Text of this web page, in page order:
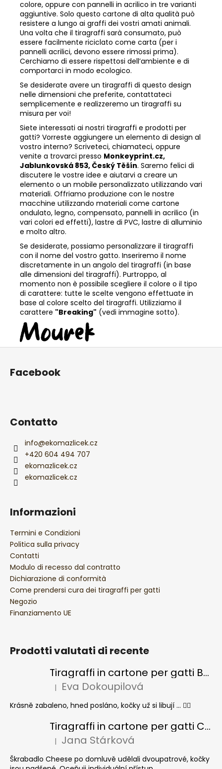
colore, oppure con pannelli in acrilico in tre varianti
aggiuntive. Solo questo cartone di alta qualità può
resistere a lungo ai graffi dei vostri amati animali.
Una volta che il tiragraffi sarà consumato, può
essere facilmente riciclato come carta (per i
pannelli acrilici, devono essere rimossi prima).
Cerchiamo di essere rispettosi dell’ambiente e di
comportarci in modo ecologico.
Se desiderate avere un tiragraffi di questo design
nelle dimensioni che preferite, contattateci
semplicemente e realizzeremo un tiragraffi su
misura per voi!
Siete interessati ai nostri tiragraffi e prodotti per
gatti? Vorreste aggiungere un elemento di design al
vostro interno? Scriveteci, chiamateci, oppure
venite a trovarci presso Monkeyprint.cz,
Jablunkovská 853, Český Těšín. Saremo felici di
discutere le vostre idee e aiutarvi a creare un
elemento o un mobile personalizzato utilizzando vari
materiali. Offriamo produzione con le nostre
macchine utilizzando materiali come cartone
ondulato, legno, compensato, pannelli in acrilico (in
vari colori ed effetti), lastre di PVC, lastre di alluminio
e molto altro.
Se desiderate, possiamo personalizzare il tiragraffi
con il nome del vostro gatto. Inseriremo il nome
discretamente in un angolo del tiragraffi (in base
alle dimensioni del tiragraffi). Purtroppo, al
momento non è possibile scegliere il colore o il tipo
di carattere: tutte le scelte vengono effettuate in
base al colore scelto del tiragraffi. Utilizziamo il
carattere "Breaking" (vedi immagine sotto).
Facebook
Contatto
info@ekomazlicek.cz
+420 604 494 707
ekomazlicek.cz
ekomazlicek.cz
Informazioni
Termini e Condizioni
Politica sulla privacy
Contatti
Modulo di recesso dal contratto
Dichiarazione di conformità
Come prendersi cura dei tiragraffi per gatti
Negozio
Finanziamento UE
Prodotti valutati di recente
Tiragraffi in cartone per gatti BASIC Colour
La valutazione del prodotto è 5 su 5 stelle.
| Eva Dokoupilová
Krásně zabaleno, hned posláno, kočky už si libují ... 👍🏻
Tiragraffi in cartone per gatti CHEESE ELIPSE colore
La valutazione del prodotto è 5 su 5 stelle.
| Jana Stárková
Škrabadlo Cheese po domluvě udělali dvoupatrové, kočky